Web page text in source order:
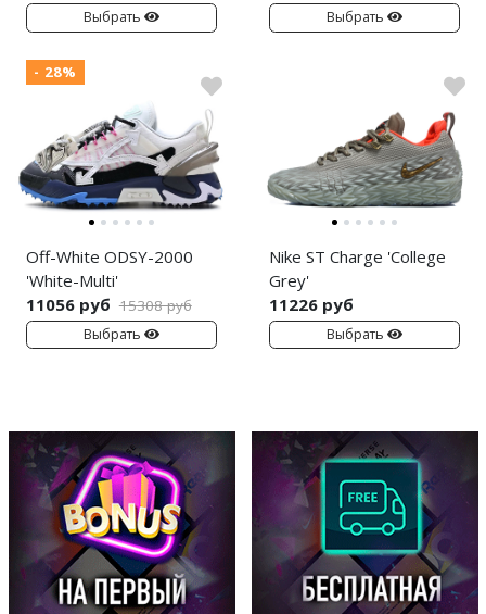
Выбрать Выбрать
- 28%
Off-White ODSY-2000
'White-Multi'
11056 руб 15308 руб
Выбрать
Nike ST Charge 'College
Grey'
11226 руб
Выбрать